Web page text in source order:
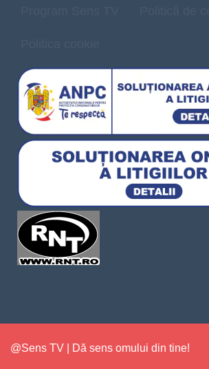
@Sens TV | Dă sens omului din tine!